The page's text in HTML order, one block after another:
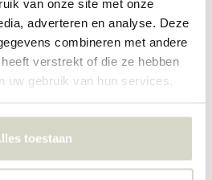
van onze site met onze
adverteren en analyse. Deze
combineren met andere
verstrekt of die ze hebben
uw gebruik van hun services.
toestaan
PA-017